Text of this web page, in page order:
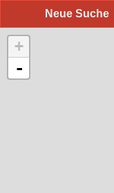
Neue Suche
+
-